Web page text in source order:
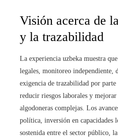
Visión acerca de
y la trazabilidad
La experiencia uzbeka muestra
legales, monitoreo independiente,
exigencia de trazabilidad por parte
reducir riesgos laborales y mejorar
algodoneras complejas. Los
política, inversión en capacidades
sostenida entre el sector público,